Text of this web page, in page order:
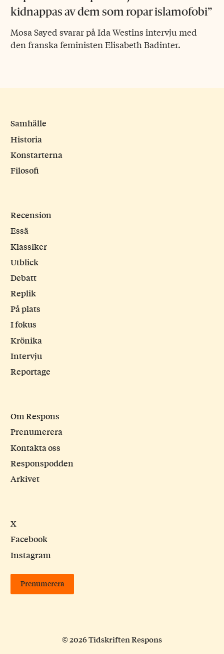
kidnappas av dem som ropar islamofobi”
Mosa Sayed svarar på Ida Westins intervju med
den franska feministen Elisabeth Badinter.
Samhälle
Historia
Konstarterna
Filosofi
Recension
Essä
Klassiker
Utblick
Debatt
Replik
På plats
I fokus
Krönika
Intervju
Reportage
Om Respons
Prenumerera
Kontakta oss
Responspodden
Arkivet
X
Facebook
Instagram
Prenumerera
© 2026 Tidskriften Respons